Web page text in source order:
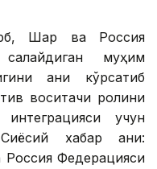
Шарқ ва Россия
муҳим
аниқ кўрсатиб
воситачи ролини
учун
хабар аниқ:
Россия Федерацияси